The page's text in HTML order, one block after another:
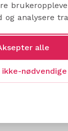
og analysere
alle
ikke-nødvendige